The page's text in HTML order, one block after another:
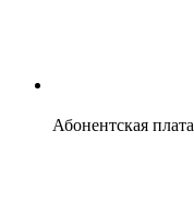
Абонентская плата